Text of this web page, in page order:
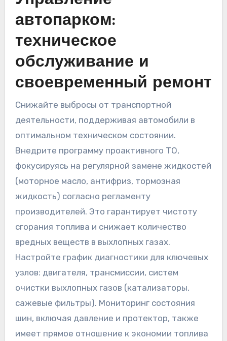
автопарком:
техническое
обслуживание и
своевременный ремонт
Снижайте выбросы от транспортной
деятельности, поддерживая автомобили в
оптимальном техническом состоянии.
Внедрите программу проактивного ТО,
фокусируясь на регулярной замене жидкостей
(моторное масло, антифриз, тормозная
жидкость) согласно регламенту
производителей. Это гарантирует чистоту
сгорания топлива и снижает количество
вредных веществ в выхлопных газах.
Настройте график диагностики для ключевых
узлов: двигателя, трансмиссии, систем
очистки выхлопных газов (катализаторы,
сажевые фильтры). Мониторинг состояния
шин, включая давление и протектор, также
имеет прямое отношение к экономии топлива